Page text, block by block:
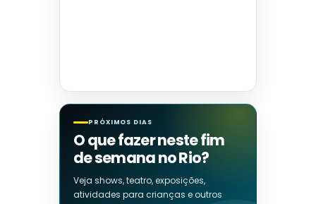
PRÓXIMOS DIAS
O que fazer neste fim
de semana no Rio?
Veja shows, teatro, exposições,
atividades para crianças e outros